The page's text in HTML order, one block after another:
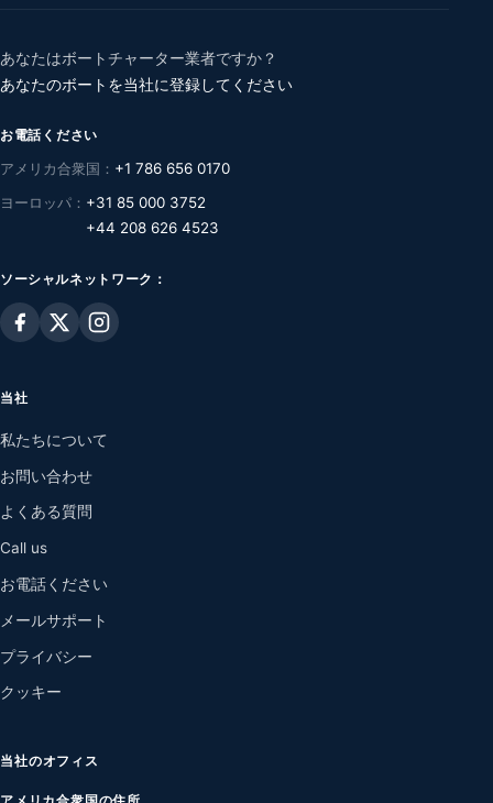
あなたはボートチャーター業者ですか？
あなたのボートを当社に登録してください
お電話ください
アメリカ合衆国： +1 786 656 0170
ヨーロッパ： +31 85 000 3752
+44 208 626 4523
ソーシャルネットワーク：
当社
私たちについて
お問い合わせ
よくある質問
Call us
お電話ください
メールサポート
プライバシー
クッキー
当社のオフィス